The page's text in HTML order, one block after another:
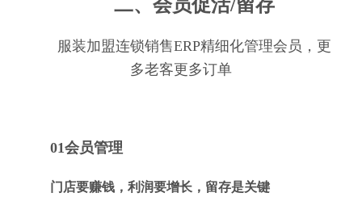
二、会员促活/留存
服装加盟连锁销售ERP精细化管理会员，更
多老客更多订单
01会员管理
门店要赚钱，利润要增长，留存是关键